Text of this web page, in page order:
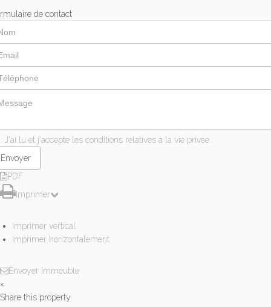
de contact
J'ai lu et j'accepte les conditions relatives à la vie privée.
PDF
Imprimer
Imprimer vertical
Imprimer horizontalement
Envoyer Immeuble
×
Share this property